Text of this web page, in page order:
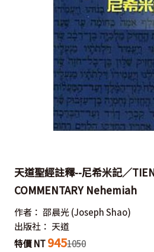
天道聖經註釋--尼希米記／
COMMENTARY Nehemiah
作者： 邵晨光 (Joseph Shao)
出版社： 天道
特價 NT 9451050